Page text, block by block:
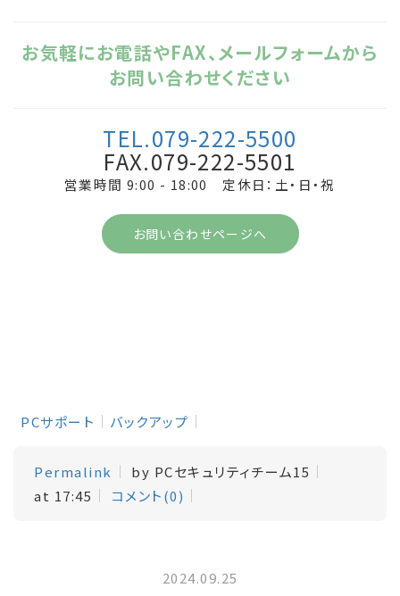
お気軽にお電話やFAX、メールフォームから
お問い合わせください
TEL.079-222-5500
FAX.079-222-5501
営業時間 9:00 - 18:00 定休日：土・日・祝
お問い合わせページへ
PCサポート バックアップ
Permalink
by PCセキュリティチーム15
at 17:45
コメント(0)
2024.09.25